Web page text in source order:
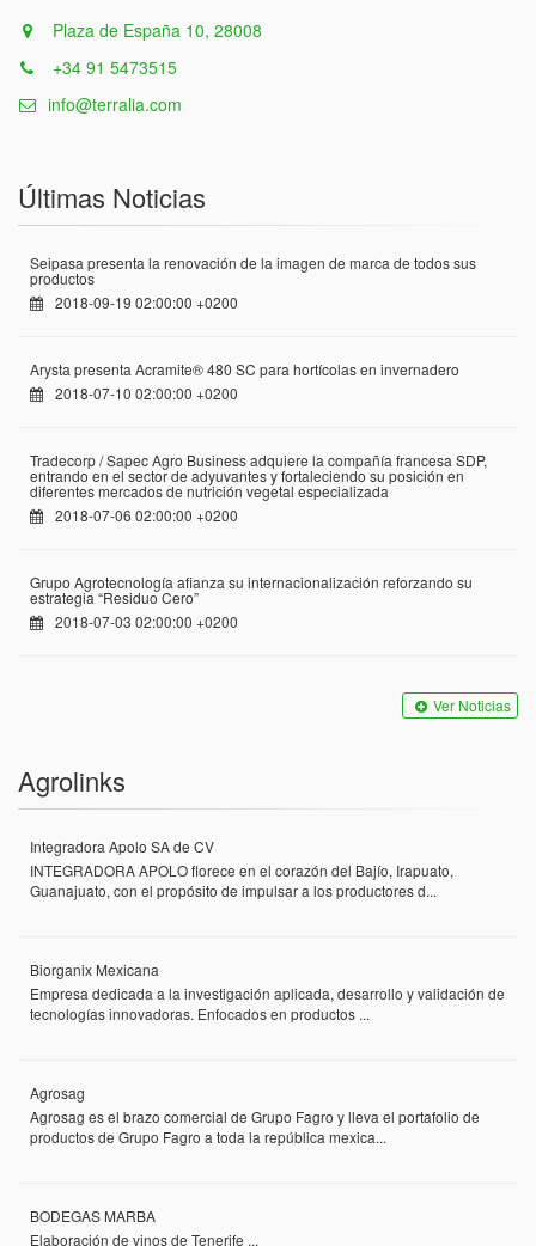
Plaza de España 10, 28008
+34 91 5473515
info@terralia.com
Últimas Noticias
Seipasa presenta la renovación de la imagen de marca de todos sus
productos
2018-09-19 02:00:00 +0200
Arysta presenta Acramite® 480 SC para hortícolas en invernadero
2018-07-10 02:00:00 +0200
Tradecorp / Sapec Agro Business adquiere la compañía francesa SDP,
entrando en el sector de adyuvantes y fortaleciendo su posición en
diferentes mercados de nutrición vegetal especializada
2018-07-06 02:00:00 +0200
Grupo Agrotecnología afianza su internacionalización reforzando su
estrategia “Residuo Cero”
2018-07-03 02:00:00 +0200
Ver Noticias
Agrolinks
Integradora Apolo SA de CV
INTEGRADORA APOLO florece en el corazón del Bajío, Irapuato,
Guanajuato, con el propósito de impulsar a los productores d...
Biorganix Mexicana
Empresa dedicada a la investigación aplicada, desarrollo y validación de
tecnologías innovadoras. Enfocados en productos ...
Agrosag
Agrosag es el brazo comercial de Grupo Fagro y lleva el portafolio de
productos de Grupo Fagro a toda la república mexica...
BODEGAS MARBA
Elaboración de vinos de Tenerife ...